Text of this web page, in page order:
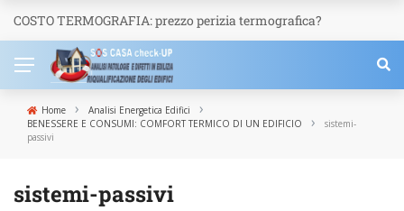
NEWS
COSTO TERMOGRAFIA: prezzo perizia termografica?
Home › Analisi Energetica Edifici ›
BENESSERE E CONSUMI: COMFORT TERMICO DI UN EDIFICIO ›
sistemi-
passivi
sistemi-passivi